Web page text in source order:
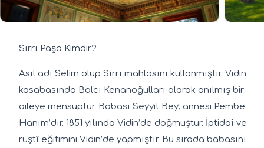
Sırrı Paşa Kimdir?
Asıl adı Selim olup Sırrı mahlasını kullanmıştır. Vidin
kasabasında Balcı Kenanoğulları olarak anılmış bir
aileye mensuptur. Babası Seyyit Bey, annesi Pembe
Hanım’dır. 1851 yılında Vidin’de doğmuştur. İptidaî ve
rüştî eğitimini Vidin’de yapmıştır. Bu sırada babasını